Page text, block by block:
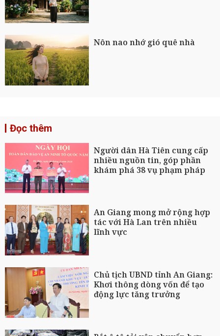
Nôn nao nhớ gió quê nhà
Đọc thêm
Người dân Hà Tiên cung cấp
nhiều nguồn tin, góp phần
khám phá 38 vụ phạm pháp
An Giang mong mở rộng hợp
tác với Hà Lan trên nhiều
lĩnh vực
Chủ tịch UBND tỉnh An Giang:
Khơi thông dòng vốn để tạo
động lực tăng trưởng